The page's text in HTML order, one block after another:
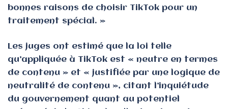
bonnes raisons de choisir TikTok pour un
traitement spécial. »
Les juges ont estimé que la loi telle
qu’appliquée à TikTok est « neutre en termes
de contenu » et « justifiée par une logique de
neutralité de contenu », citant l’inquiétude
du gouvernement quant au potentiel